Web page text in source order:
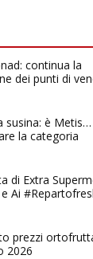
continua la
dei punti di
susina: è
la categoria
di Extra
Ai
prezzi
2026